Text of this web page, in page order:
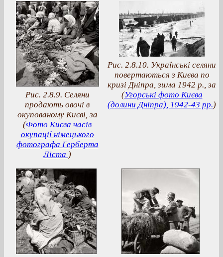
Рис. 2.8.9. Селяни
продають овочі в
окупованому Києві, за
(Фото Києва часів
окупації німецького
фотографа Герберта
Ліста )
Рис. 2.8.10. Українські селяни
повертаються з Києва по
кризі Дніпра, зима 1942 р., за
(Угорські фото Києва
(долини Дніпра), 1942-43 рр.)